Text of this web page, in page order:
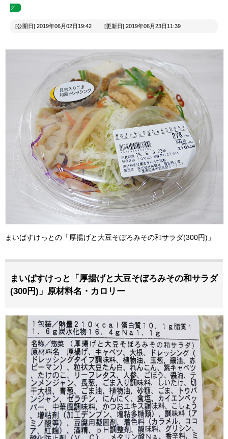
グ
[公開日] 2019年06月02日19:42 [更新日] 2019年06月23日11:39
まいばすけっとの「厚揚げと大豆そぼろみその和サラダ(300円)」
まいばすけっと「厚揚げと大豆そぼろみその和サラダ
(300円)」原材料名・カロリー